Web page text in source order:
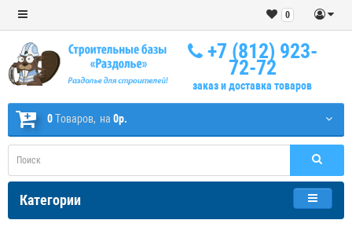
0
+7 (812) 923-
72-72
заказ и доставка товаров
0Tоваров, на 0р.
Категории